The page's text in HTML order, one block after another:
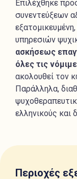
Επιλέχθηκε
συνεντεύξεων
υπηρεσιών
ασκήσεως
όλες τις
ακολουθεί τον
Παράλληλα,
ελληνικούς και
Περιοχές